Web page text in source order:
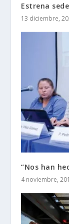
Estrena
13 diciembre,
“Nos han
4 noviembre,